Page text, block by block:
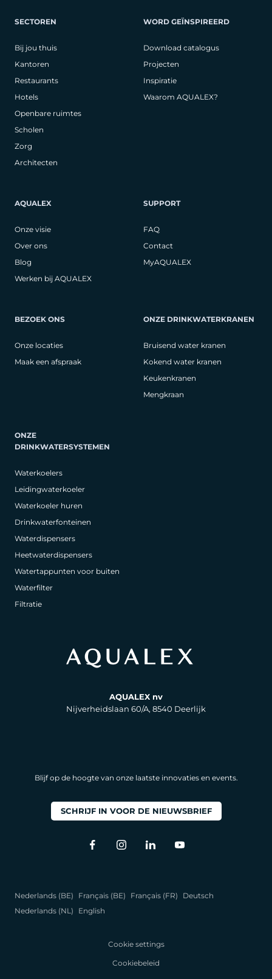
SECTOREN
Bij jou thuis
Kantoren
Restaurants
Hotels
Openbare ruimtes
Scholen
Zorg
Architecten
WORD GEÏNSPIREERD
Download catalogus
Projecten
Inspiratie
Waarom AQUALEX?
AQUALEX
Onze visie
Over ons
Blog
Werken bij AQUALEX
SUPPORT
FAQ
Contact
MyAQUALEX
BEZOEK ONS
Onze locaties
Maak een afspraak
ONZE DRINKWATERKRANEN
Bruisend water kranen
Kokend water kranen
Keukenkranen
Mengkraan
ONZE
DRINKWATERSYSTEMEN
Waterkoelers
Leidingwaterkoeler
Waterkoeler huren
Drinkwaterfonteinen
Waterdispensers
Heetwaterdispensers
Watertappunten voor buiten
Waterfilter
Filtratie
AQUALEX nv
Nijverheidslaan 60/A, 8540 Deerlijk
Blijf op de hoogte van onze laatste innovaties en events.
SCHRIJF IN VOOR DE NIEUWSBRIEF
Nederlands (BE) Français (BE) Français (FR)
Deutsch
Nederlands (NL)
English
Cookie settings
Cookiebeleid